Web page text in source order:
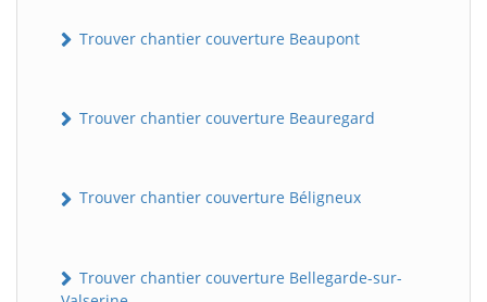
Trouver chantier couverture Beaupont
Trouver chantier couverture Beauregard
Trouver chantier couverture Béligneux
Trouver chantier couverture Bellegarde-sur-